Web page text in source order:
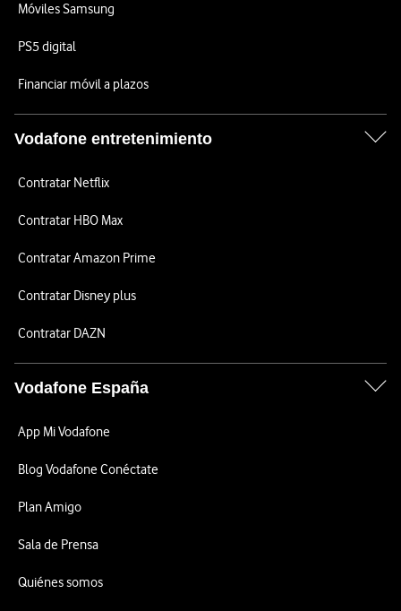
Móviles Samsung
PS5 digital
Financiar móvil a plazos
Vodafone entretenimiento
Contratar Netflix
Contratar HBO Max
Contratar Amazon Prime
Contratar Disney plus
Contratar DAZN
Vodafone España
App Mi Vodafone
Blog Vodafone Conéctate
Plan Amigo
Sala de Prensa
Quiénes somos